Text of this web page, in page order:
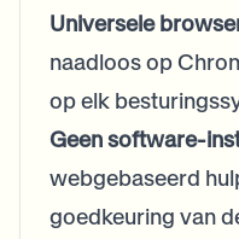
Universele
naadloos op
op elk
Geen software-
webgebaseerd
goedkeuring van